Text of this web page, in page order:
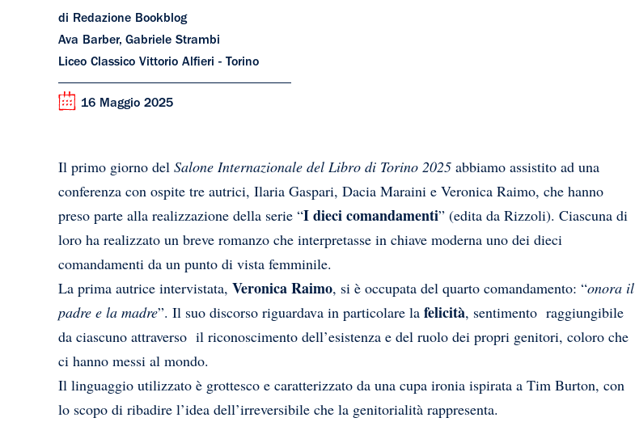
di Redazione Bookblog
Ava Barber, Gabriele Strambi
Liceo Classico Vittorio Alfieri - Torino
16 Maggio 2025
Il primo giorno del Salone Internazionale del Libro di Torino 2025 abbiamo assistito ad una
conferenza con ospite tre autrici, Ilaria Gaspari, Dacia Maraini e Veronica Raimo, che hanno
preso parte alla realizzazione della serie “I dieci comandamenti” (edita da Rizzoli). Ciascuna di
loro ha realizzato un breve romanzo che interpretasse in chiave moderna uno dei dieci
comandamenti da un punto di vista femminile.
La prima autrice intervistata, Veronica Raimo, si è occupata del quarto comandamento: “onora il
padre e la madre”. Il suo discorso riguardava in particolare la felicità, sentimento raggiungibile
da ciascuno attraverso il riconoscimento dell’esistenza e del ruolo dei propri genitori, coloro che
ci hanno messi al mondo.
Il linguaggio utilizzato è grottesco e caratterizzato da una cupa ironia ispirata a Tim Burton, con
lo scopo di ribadire l’idea dell’irreversibile che la genitorialità rappresenta.